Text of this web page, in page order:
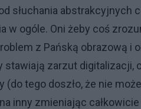
słuchania abstrakcyjnych
w ogóle. Oni żeby coś
z Pańską obrazową i
zarzut digitalizacji,
tego doszło, że nie
inny zmieniając